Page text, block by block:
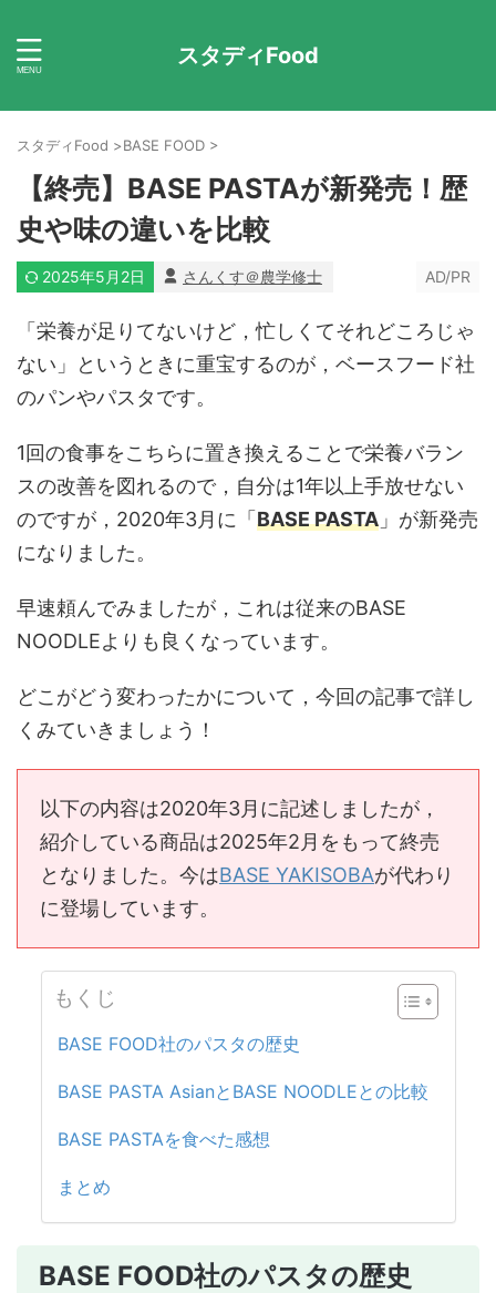
スタディFood
スタディFood >BASE FOOD >
【終売】BASE PASTAが新発売！歴
史や味の違いを比較
2025年5月2日 さんくす＠農学修士 AD/PR
「栄養が足りてないけど，忙しくてそれどころじゃ
ない」というときに重宝するのが，ベースフード社
のパンやパスタです。
1回の食事をこちらに置き換えることで栄養バラン
スの改善を図れるので，自分は1年以上手放せない
のですが，2020年3月に「 BASE PASTA 」が新発売
になりました。
早速頼んでみましたが，これは従来のBASE
NOODLEよりも良くなっています。
どこがどう変わったかについて，今回の記事で詳し
くみていきましょう！
以下の内容は2020年3月に記述しましたが，
紹介している商品は2025年2月をもって終売
となりました。今はBASE YAKISOBAが代わり
に登場しています。
もくじ
BASE FOOD社のパスタの歴史
BASE PASTA AsianとBASE NOODLEとの比較
BASE PASTAを食べた感想
まとめ
BASE FOOD社のパスタの歴史